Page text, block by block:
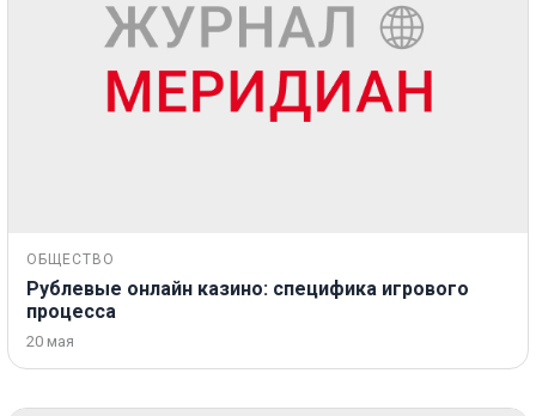
ОБЩЕСТВО
Рублевые онлайн казино: специфика игрового
процесса
20 мая